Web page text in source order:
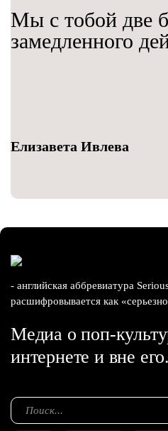
Мы с тобой две
замедленного
Елизавета Ивлева
- английская аббревиатура
расшифровывается как
Медиа о поп-
интернете и вне его.